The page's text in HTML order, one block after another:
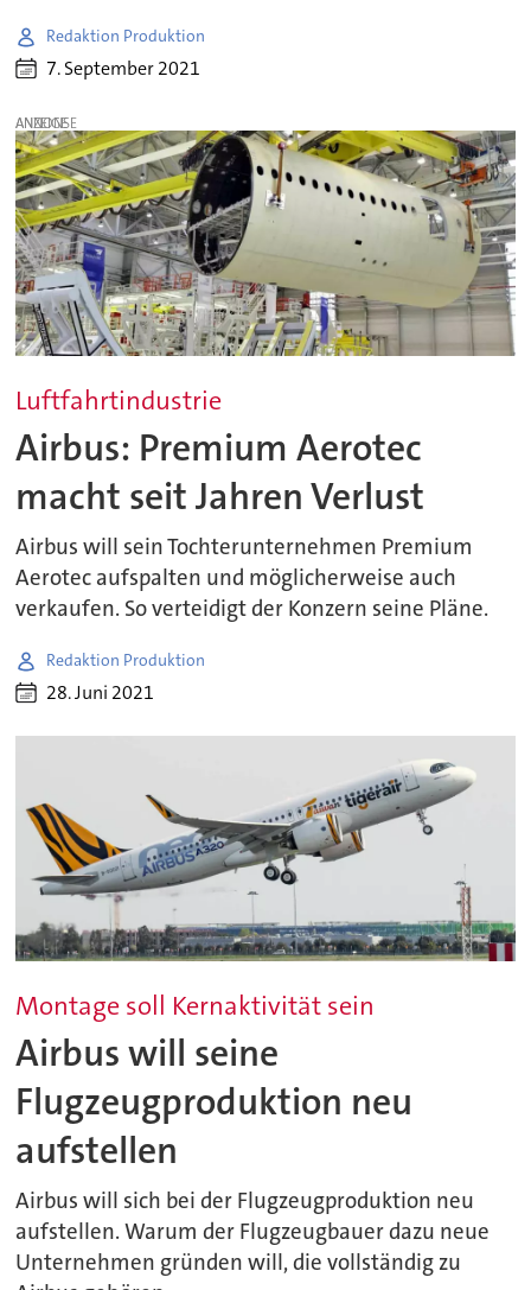
Redaktion Produktion
7. September 2021
ANZEIGE
Luftfahrtindustrie
Airbus: Premium Aerotec
macht seit Jahren Verlust
Airbus will sein Tochterunternehmen Premium
Aerotec aufspalten und möglicherweise auch
verkaufen. So verteidigt der Konzern seine Pläne.
Redaktion Produktion
28. Juni 2021
Montage soll Kernaktivität sein
Airbus will seine
Flugzeugproduktion neu
aufstellen
Airbus will sich bei der Flugzeugproduktion neu
aufstellen. Warum der Flugzeugbauer dazu neue
Unternehmen gründen will, die vollständig zu